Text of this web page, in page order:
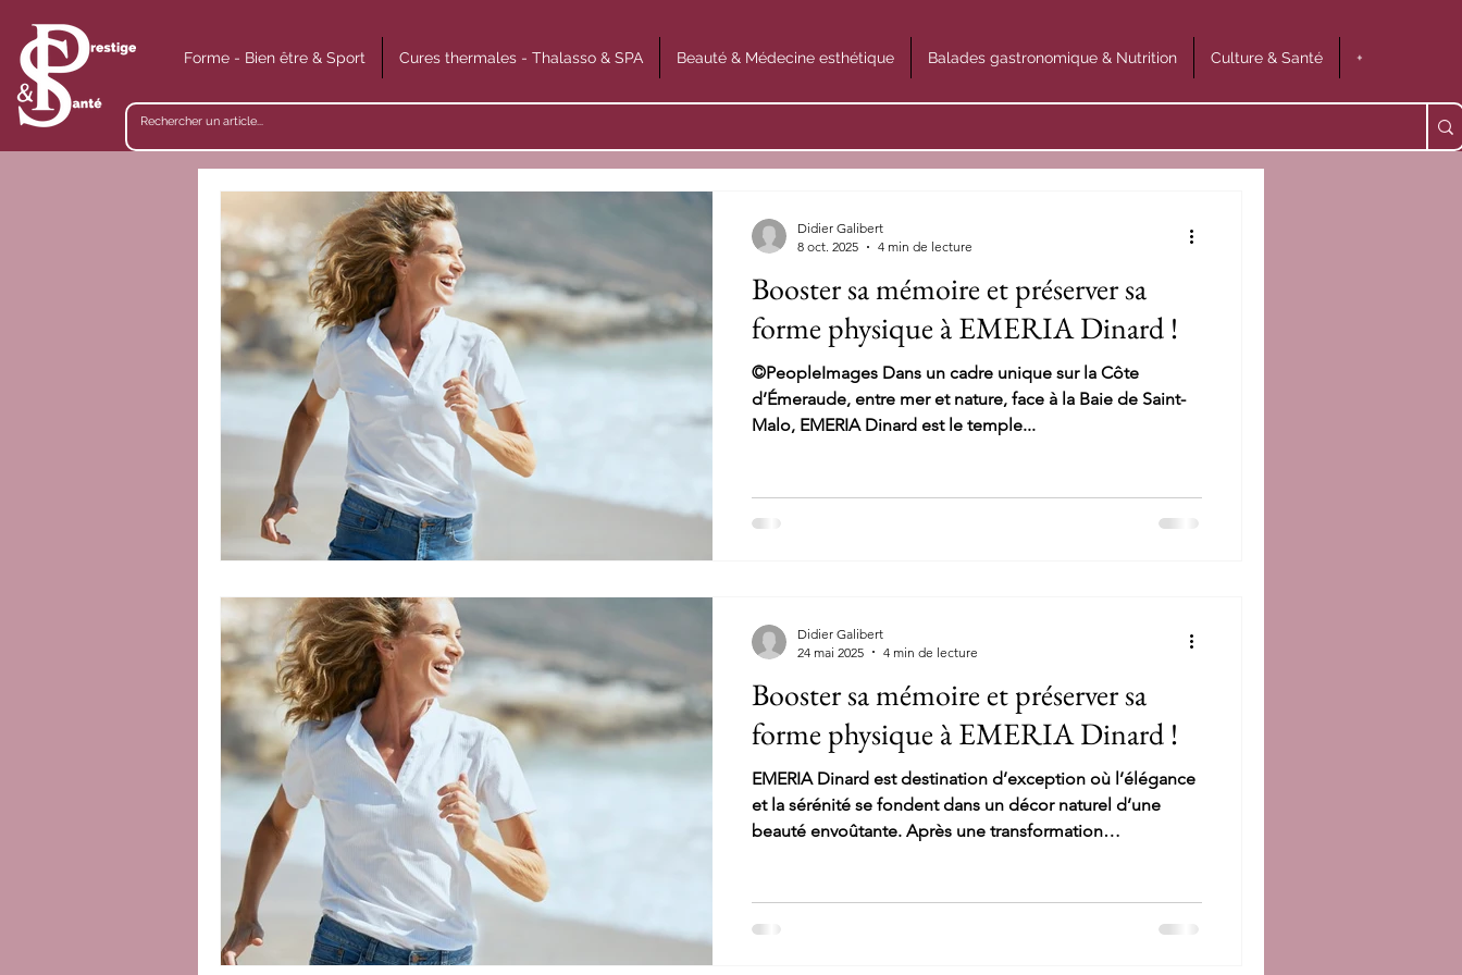
Forme - Bien être & Sport Cures thermales - Thalasso & SPA Beauté & Médecine esthétique Balades gastronomique & Nutrition Culture & Santé +
Booster sa mémoire et préserver sa
forme physique à EMERIA Dinard !
©PeopleImages Dans un cadre unique sur la Côte
d’Émeraude, entre mer et nature, face à la Baie de Saint-
Malo, EMERIA Dinard est le temple...
Didier Galibert
8 oct. 2025
4 min de lecture
Booster sa mémoire et préserver sa
forme physique à EMERIA Dinard !
EMERIA Dinard est destination d’exception où l’élégance
et la sérénité se fondent dans un décor naturel d’une
beauté envoûtante. Après une transformation
parenthèse où luxe et bien-être se conjuguent à la
perfection.
Didier Galibert
24 mai 2025
4 min de lecture